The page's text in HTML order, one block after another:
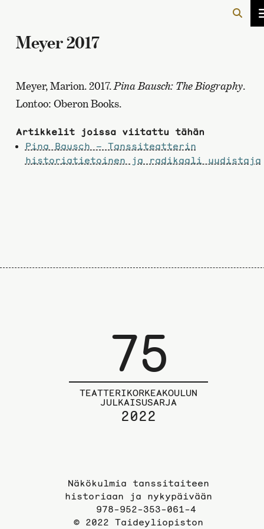
Meyer 2017
Meyer, Marion. 2017. Pina Bausch: The Biography.
Lontoo: Oberon Books.
Artikkelit joissa viitattu tähän
Pina Bausch – Tanssiteatterin
historiatietoinen ja radikaali uudistaja
75
TEATTERIKORKEAKOULUN
JULKAISUSARJA
2022
Näkökulmia tanssitaiteen
historiaan ja nykypäivään
978-952-353-061-4
© 2022 Taideyliopiston